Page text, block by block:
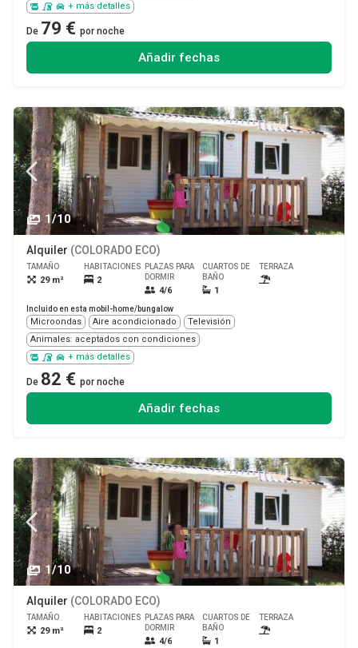
+ más detalles
De 79 € por noche
Añadir fechas
1/10
Alquiler (COLORADO ECO)
TAMAÑO
29 m²
HABITACIONES
2
PLAZAS PARA
DORMIR
4/6
CUARTOS DE
BAÑO
1
TERRAZA
Incluido en esta mobil-home/bungalow
Microondas Aire acondicionado
Televisión
Animales: aceptados con condiciones
+ más detalles
De 82 € por noche
Añadir fechas
1/10
Alquiler (COLORADO ECO)
TAMAÑO
29 m²
HABITACIONES
2
PLAZAS PARA
DORMIR
4/6
CUARTOS DE
BAÑO
1
TERRAZA